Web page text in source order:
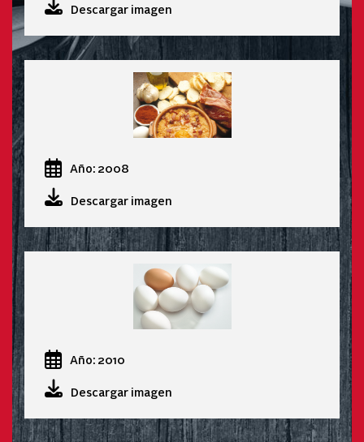
Descargar imagen
Año: 2008
Descargar imagen
Año: 2010
Descargar imagen